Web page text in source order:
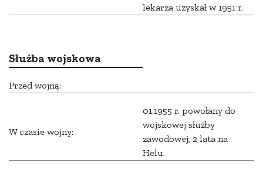
lekarza uzyskał w 1951 r.
Służba wojskowa
Przed wojną:
W czasie wojny:
01.1955 r. powołany do
wojskowej służby
zawodowej, 2 lata na
Helu.